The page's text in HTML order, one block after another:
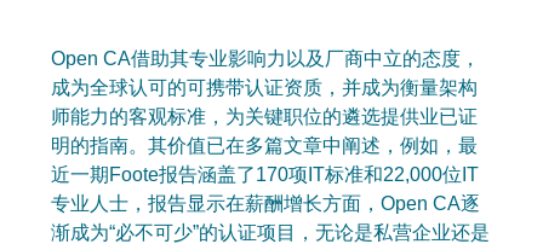
Open CA借助其专业影响力以及厂商中立的态度，
成为全球认可的可携带认证资质，并成为衡量架构
师能力的客观标准，为关键职位的遴选提供业已证
明的指南。其价值已在多篇文章中阐述，例如，最
近一期Foote报告涵盖了170项IT标准和22,000位IT
专业人士，报告显示在薪酬增长方面，Open CA逐
渐成为“必不可少”的认证项目，无论是私营企业还是